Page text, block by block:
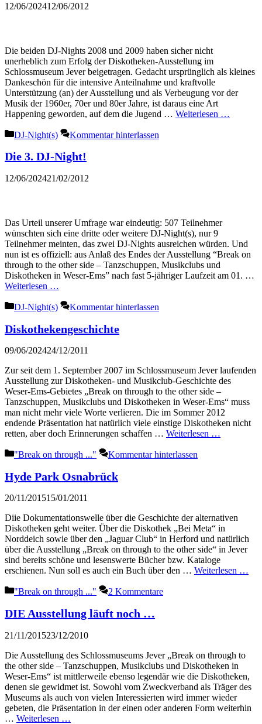
12/06/202412/06/2012
Die beiden DJ-Nights 2008 und 2009 haben sicher nicht
unerheblich zum Erfolg der Diskotheken-Ausstellung im
Schlossmuseum Jever beigetragen. Gedacht ursprünglich als kleines
Dankeschön für die intensive Anteilnahme und kraftvolle
Unterstützung (an) der Ausstellung und als Verbeugung vor der
Musik der 1960er, 70er und 80er Jahre, ist daraus eine Art
Happening geworden, auf dem die Jugend … Weiterlesen …
Kategorien
DJ-Night(s) Kommentar hinterlassen
Die 3. DJ-Night!
12/06/202421/02/2012
Das Urteil unserer Umfrage war eindeutig: 507 Teilnehmer
wünschten sich eine dritte oder weitere DJ-Night(s), nur 9
Teilnehmer meinten, das zwei DJ-Nights ausreichen würden. Und
nun ist es offiziell: aus Anlaß des Endes der Ausstellung “Break on
through to the other side – Tanzschuppen, Musikclubs und
Diskotheken in Weser-Ems” nach fast 5-jähriger Laufzeit am 01. …
Weiterlesen …
Kategorien
DJ-Night(s) Kommentar hinterlassen
Diskothekengeschichte
09/06/202424/12/2011
Zur seit dem 1. September 2007 im Schlossmuseum Jever laufenden
Ausstellung zur Diskotheken- und Musikclub-Geschichte des
Weser-Ems-Gebietes „Break on through to the other side –
Tanzschuppen, Musikclubs und Diskotheken in Weser-Ems“ muss
man nicht mehr viele Worte verlieren. Die im Sommer 2012
endende Präsentation hat natürlich viele einstige Diskotheken nicht
retten, aber doch Erinnerungen schaffen … Weiterlesen …
Kategorien
"Break on through ..." Kommentar hinterlassen
Hyde Park Osnabrück
20/11/201515/01/2011
Diie Dokumentationswelle über die Geschichte der alternativen
Diskotheken geht weiter. Über die Diskothek „Bei Meta“ in
Norddeich sowie über den „Jaguar Club“ in Herford und natürlich
über die Ausstellung „Break on through to the other side“ in Jever
sind bereits schöne und lesenswerte Bücher bzw. Kataloge
erschienen. Nun soll es auch ein Buch über den … Weiterlesen …
Kategorien
"Break on through ..." 2 Kommentare
DIE Ausstellung läuft noch …
21/11/201523/12/2010
Die Ausstellung des Schlossmuseums Jever „Break on through to
the other side – Tanzschuppen, Musikclubs und Diskotheken in
Weser-Ems“ ist mittlerweile ebenso legendär wie die Diskotheken,
denen sie gewidmet ist. Sowohl vom Zweckverband als Träger des
Museums als auch von vielen Interessierten wird immer wieder
gebeten, die Präsentation in der einen oder anderen Form weiterhin
… Weiterlesen …